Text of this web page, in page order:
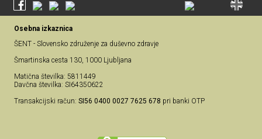
Osebna izkaznica
ŠENT - Slovensko združenje za duševno zdravje
Šmartinska cesta 130, 1000 Ljubljana
Matična številka: 5811449
Davčna številka: SI64350622
Transakcijski račun: SI56 0400 0027 7625 678 pri banki OTP